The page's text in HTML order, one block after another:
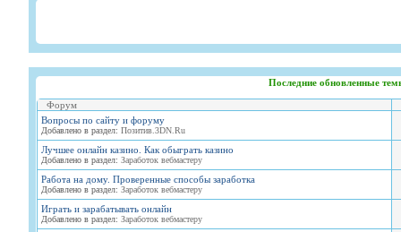
Последние обновленные
Форум
Вопросы по сайту и форуму
Добавлено в раздел: Позитив.3DN.Ru
Лучшее онлайн казино. Как обыграть казино
Добавлено в раздел: Заработок вебмастеру
Работа на дому. Проверенные способы заработка
Добавлено в раздел: Заработок вебмастеру
Играть и зарабатывать онлайн
Добавлено в раздел: Заработок вебмастеру